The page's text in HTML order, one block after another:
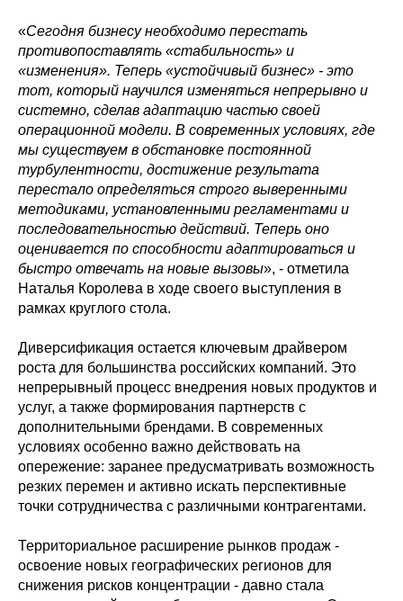
«Сегодня бизнесу необходимо перестать
противопоставлять «стабильность» и
«изменения». Теперь «устойчивый бизнес» - это
тот, который научился изменяться непрерывно и
системно, сделав адаптацию частью своей
операционной модели. В современных условиях, где
мы существуем в обстановке постоянной
турбулентности, достижение результата
перестало определяться строго выверенными
методиками, установленными регламентами и
последовательностью действий. Теперь оно
оценивается по способности адаптироваться и
быстро отвечать на новые вызовы», - отметила
Наталья Королева в ходе своего выступления в
рамках круглого стола.
Диверсификация остается ключевым драйвером
роста для большинства российских компаний. Это
непрерывный процесс внедрения новых продуктов и
услуг, а также формирования партнерств с
дополнительными брендами. В современных
условиях особенно важно действовать на
опережение: заранее предусматривать возможность
резких перемен и активно искать перспективные
точки сотрудничества с различными контрагентами.
Территориальное расширение рынков продаж -
освоение новых географических регионов для
снижения рисков концентрации - давно стала